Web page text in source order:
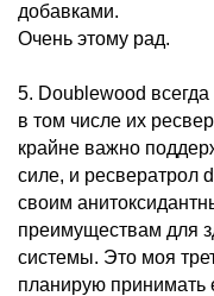
добавками.
Очень этому рад.
5. Doublewood
в том числе их
крайне важно
силе, и ресвератрол
своим
преимуществам для
системы. Это моя
планирую принимать